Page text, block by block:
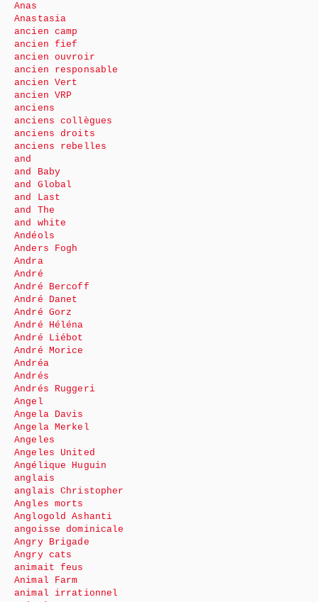
Anas
Anastasia
ancien camp
ancien fief
ancien ouvroir
ancien responsable
ancien Vert
ancien VRP
anciens
anciens collègues
anciens droits
anciens rebelles
and
and Baby
and Global
and Last
and The
and white
Andéols
Anders Fogh
Andra
André
André Bercoff
André Danet
André Gorz
André Héléna
André Liébot
André Morice
Andréa
Andrés
Andrés Ruggeri
Angel
Angela Davis
Angela Merkel
Angeles
Angeles United
Angélique Huguin
anglais
anglais Christopher
Angles morts
Anglogold Ashanti
angoisse dominicale
Angry Brigade
Angry cats
animait feus
Animal Farm
animal irrationnel